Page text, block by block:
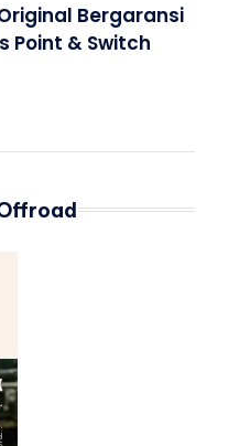
Bergaransi
Point & Switch